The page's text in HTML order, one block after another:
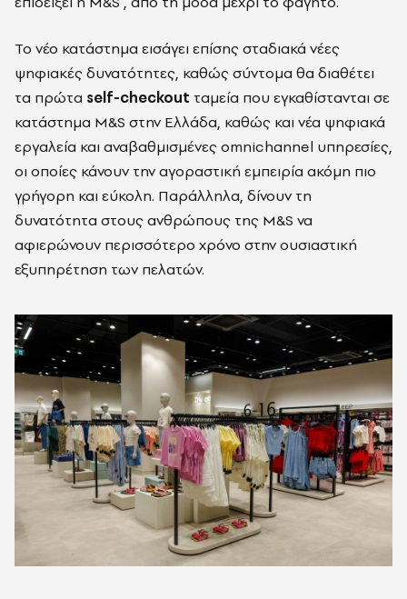
Το νέο κατάστημα εισάγει επίσης σταδιακά νέες
ψηφιακές δυνατότητες, καθώς σύντομα θα διαθέτει
τα πρώτα self-checkout ταμεία που εγκαθίστανται σε
κατάστημα M&S στην Ελλάδα, καθώς και νέα ψηφιακά
εργαλεία και αναβαθμισμένες omnichannel υπηρεσίες,
οι οποίες κάνουν την αγοραστική εμπειρία ακόμη πιο
γρήγορη και εύκολη. Παράλληλα, δίνουν τη
δυνατότητα στους ανθρώπους της M&S να
αφιερώνουν περισσότερο χρόνο στην ουσιαστική
εξυπηρέτηση των πελατών.